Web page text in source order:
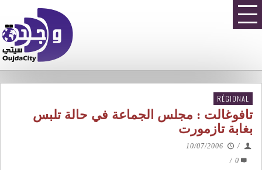
RÉGIONAL
تافوغالت : مجلس الجماعة في حالة تلبس
بغابة تازمورت
/
10/07/2006
0
/